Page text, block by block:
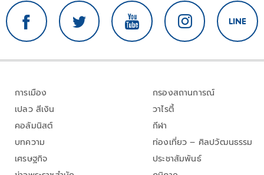
การเมือง
เปลว สีเงิน
คอลัมนิสต์
บทความ
เศรษฐกิจ
กรองสถานการณ์
วาไรตี้
กีฬา
ท่องเที่ยว – ศิลปวัฒนธรรม
ประชาสัมพันธ์